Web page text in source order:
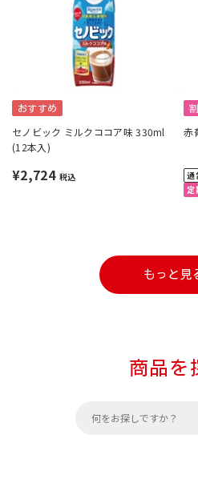
おすすめ
セノビック ミルクココア味 330ml
(12本入)
¥2,724 税込
赤
もっと見
商品を